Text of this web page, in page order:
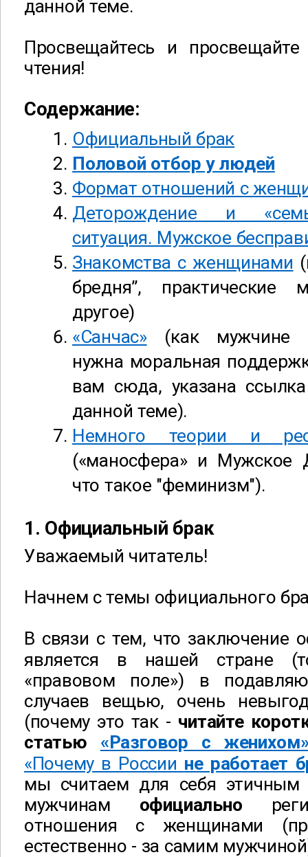
данной теме.
Просвещайтесь и просвещайте
чтения!
Содержание:
Официальный брак
Половой отбор у людей
Формат отношений с
Деторождение и
ситуация. Мужское
Знакомства с женщинами
бредня”,
другое)
«Санчас»(как мужчине
нужна моральная
вам сюда, указана
данной теме).
Немного теории и
(«маносфера» и Мужское
что такое "феминизм").
1. Официальный брак
Уважаемый читатель!
Начнем с темы официального
В связи с тем, что заключение
является в нашей стране
«правовом поле») в
случаев вещью, очень
(почему это так - читайте
статью «Разговор с
«Почему в России не работает
мы считаем для себя этичным
мужчинам официально
отношения с женщинами
естественно - за самим